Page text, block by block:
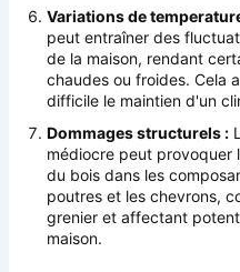
Variations de
peut entraîner des
de la maison, rendant
chaudes ou froides. Cela
difficile le maintien d'un
Dommages structurels :
médiocre peut provoquer
du bois dans les
poutres et les chevrons,
grenier et affectant
maison.